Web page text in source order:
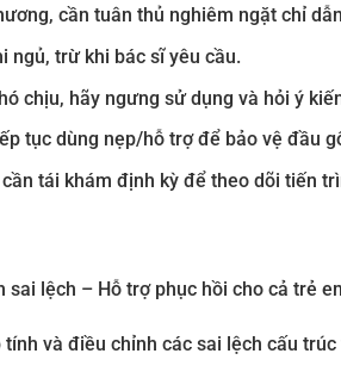
cần tuân thủ nghiêm ngặt chỉ
ngủ, trừ khi bác sĩ yêu cầu.
chịu, hãy ngưng sử dụng và hỏi ý
tục dùng nẹp/hỗ trợ để bảo vệ đầu
tái khám định kỳ để theo dõi tiến
sai lệch – Hỗ trợ phục hồi cho cả trẻ
và điều chỉnh các sai lệch cấu trúc